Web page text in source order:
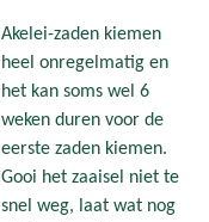
Akelei-zaden kiemen
heel onregelmatig en
het kan soms wel 6
weken duren voor de
eerste zaden kiemen.
Gooi het zaaisel niet te
snel weg, laat wat nog